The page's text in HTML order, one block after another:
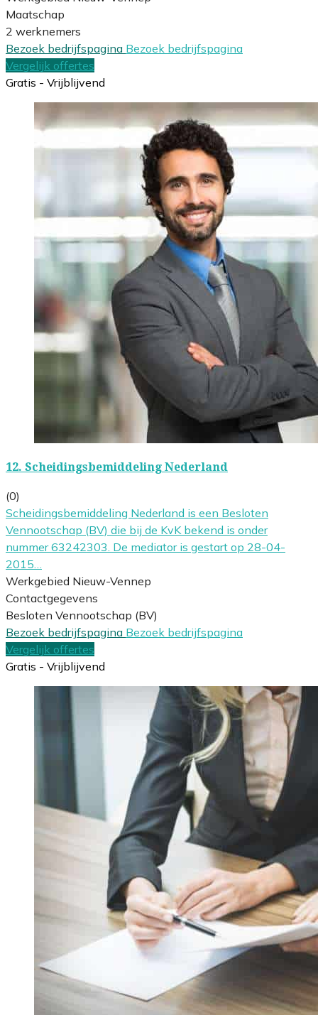
Maatschap
2 werknemers
Bezoek bedrijfspagina Bezoek bedrijfspagina
Vergelijk offertes
Gratis - Vrijblijvend
12. Scheidingsbemiddeling Nederland
(0)
Scheidingsbemiddeling Nederland is een Besloten
Vennootschap (BV) die bij de KvK bekend is onder
nummer 63242303. De mediator is gestart op 28-04-
2015…
Werkgebied Nieuw-Vennep
Contactgegevens
Besloten Vennootschap (BV)
Bezoek bedrijfspagina Bezoek bedrijfspagina
Vergelijk offertes
Gratis - Vrijblijvend